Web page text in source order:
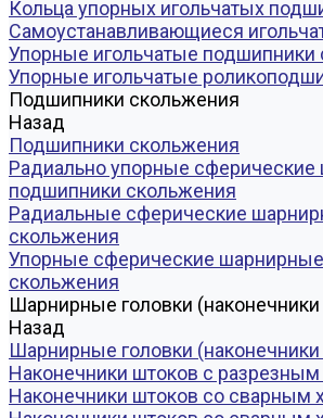
Кольца упорных игольчатых
Самоустанавливающиеся
Упорные игольчатые подшипники
Упорные игольчатые
Подшипники скольжения
Назад
Подшипники скольжения
Радиально упорные
подшипники скольжения
Радиальные сферические
скольжения
Упорные сферические
скольжения
Шарнирные головки
Назад
Шарнирные головки
Наконечники штоков с
Наконечники штоков со сварным